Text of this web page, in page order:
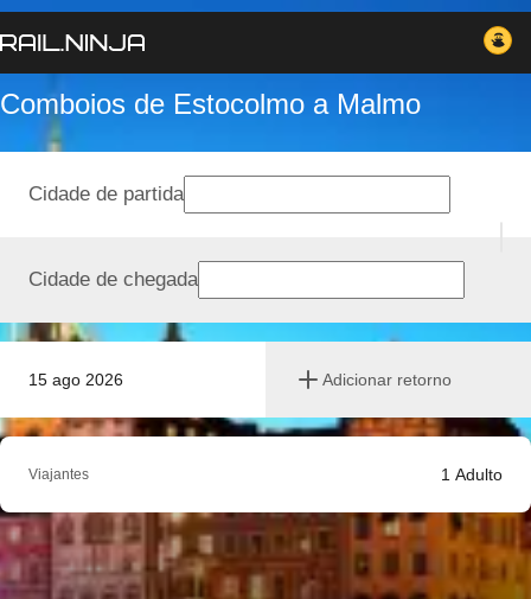
Comboios de Estocolmo a Malmo
15 ago 2026 Adicionar retorno
Cidade de partida
Cidade de chegada
Viajantes 1 Adulto